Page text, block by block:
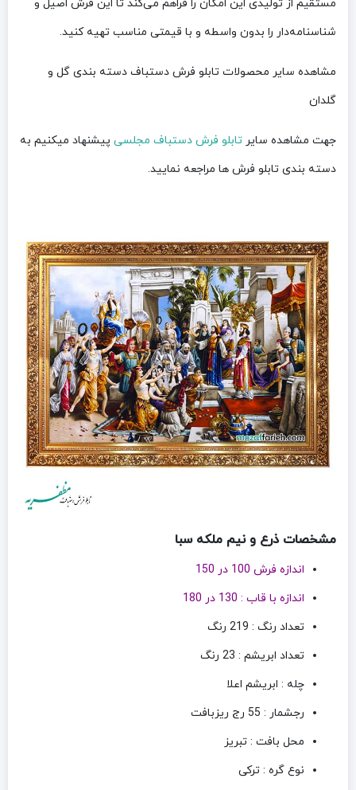
مستقیم از تولیدی این امکان را فراهم می‌کند تا این فرش اصیل و
شناسنامه‌دار را بدون واسطه و با قیمتی مناسب تهیه کنید.
مشاهده سایر محصولات تابلو فرش دستباف دسته بندی گل و
گلدان
جهت مشاهده سایر تابلو فرش دستباف مجلسی پیشنهاد میکنیم به
دسته بندی تابلو فرش ها مراجعه نمایید.
مشخصات ذرع و نیم ملکه سبا
اندازه فرش 100 در 150
اندازه با قاب : 130 در 180
تعداد رنگ : 219 رنگ
تعداد ابریشم : 23 رنگ
چله : ابریشم اعلا
رجشمار : 55 رج ریزبافت
محل بافت : تبریز
نوع گره : ترکی